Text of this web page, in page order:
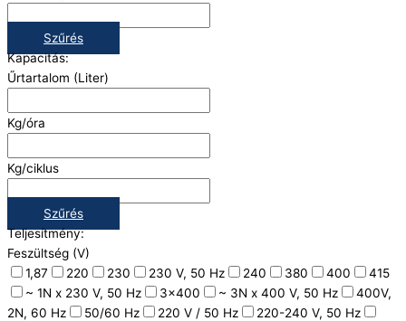
Szűrés
Kapacitás:
Űrtartalom (Liter)
Kg/óra
Kg/ciklus
Szűrés
Teljesítmény:
Feszültség (V)
1,87
220 230 230 V, 50 Hz 240 380 400
415
~ 1N x 230 V, 50 Hz
3x400 ~ 3N x 400 V, 50 Hz
400V,
2N, 60 Hz
50/60 Hz 220 V / 50 Hz
220-240 V, 50 Hz